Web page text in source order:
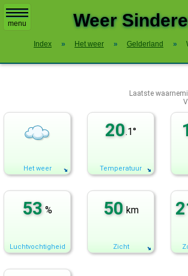
menu Weer
Index » Het weer » Gelderland »
Laatste
Het weer
20.1°
Temperatuur
53 %
Luchtvochtigheid
50 km
Zicht